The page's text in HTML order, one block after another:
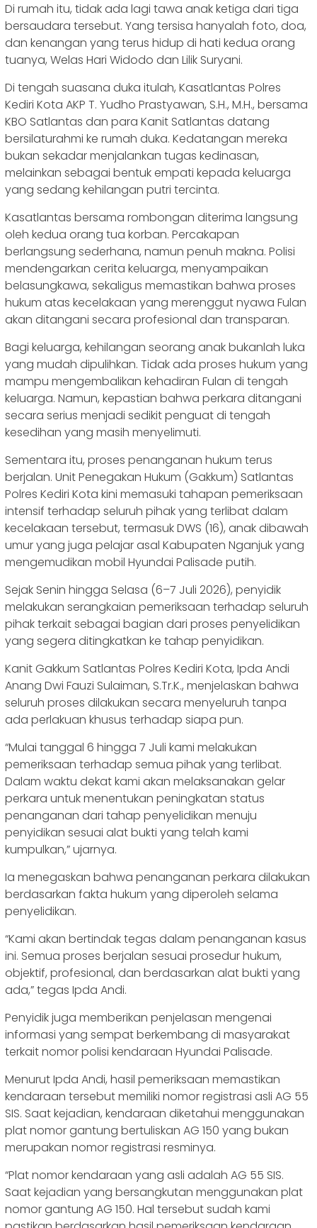
Di rumah itu, tidak ada lagi tawa anak ketiga dari tiga
bersaudara tersebut. Yang tersisa hanyalah foto, doa,
dan kenangan yang terus hidup di hati kedua orang
tuanya, Welas Hari Widodo dan Lilik Suryani.
Di tengah suasana duka itulah, Kasatlantas Polres
Kediri Kota AKP T. Yudho Prastyawan, S.H., M.H., bersama
KBO Satlantas dan para Kanit Satlantas datang
bersilaturahmi ke rumah duka. Kedatangan mereka
bukan sekadar menjalankan tugas kedinasan,
melainkan sebagai bentuk empati kepada keluarga
yang sedang kehilangan putri tercinta.
Kasatlantas bersama rombongan diterima langsung
oleh kedua orang tua korban. Percakapan
berlangsung sederhana, namun penuh makna. Polisi
mendengarkan cerita keluarga, menyampaikan
belasungkawa, sekaligus memastikan bahwa proses
hukum atas kecelakaan yang merenggut nyawa Fulan
akan ditangani secara profesional dan transparan.
Bagi keluarga, kehilangan seorang anak bukanlah luka
yang mudah dipulihkan. Tidak ada proses hukum yang
mampu mengembalikan kehadiran Fulan di tengah
keluarga. Namun, kepastian bahwa perkara ditangani
secara serius menjadi sedikit penguat di tengah
kesedihan yang masih menyelimuti.
Sementara itu, proses penanganan hukum terus
berjalan. Unit Penegakan Hukum (Gakkum) Satlantas
Polres Kediri Kota kini memasuki tahapan pemeriksaan
intensif terhadap seluruh pihak yang terlibat dalam
kecelakaan tersebut, termasuk DWS (16), anak dibawah
umur yang juga pelajar asal Kabupaten Nganjuk yang
mengemudikan mobil Hyundai Palisade putih.
Sejak Senin hingga Selasa (6–7 Juli 2026), penyidik
melakukan serangkaian pemeriksaan terhadap seluruh
pihak terkait sebagai bagian dari proses penyelidikan
yang segera ditingkatkan ke tahap penyidikan.
Kanit Gakkum Satlantas Polres Kediri Kota, Ipda Andi
Anang Dwi Fauzi Sulaiman, S.Tr.K., menjelaskan bahwa
seluruh proses dilakukan secara menyeluruh tanpa
ada perlakuan khusus terhadap siapa pun.
“Mulai tanggal 6 hingga 7 Juli kami melakukan
pemeriksaan terhadap semua pihak yang terlibat.
Dalam waktu dekat kami akan melaksanakan gelar
perkara untuk menentukan peningkatan status
penanganan dari tahap penyelidikan menuju
penyidikan sesuai alat bukti yang telah kami
kumpulkan,” ujarnya.
Ia menegaskan bahwa penanganan perkara dilakukan
berdasarkan fakta hukum yang diperoleh selama
penyelidikan.
“Kami akan bertindak tegas dalam penanganan kasus
ini. Semua proses berjalan sesuai prosedur hukum,
objektif, profesional, dan berdasarkan alat bukti yang
ada,” tegas Ipda Andi.
Penyidik juga memberikan penjelasan mengenai
informasi yang sempat berkembang di masyarakat
terkait nomor polisi kendaraan Hyundai Palisade.
Menurut Ipda Andi, hasil pemeriksaan memastikan
kendaraan tersebut memiliki nomor registrasi asli AG 55
SIS. Saat kejadian, kendaraan diketahui menggunakan
plat nomor gantung bertuliskan AG 150 yang bukan
merupakan nomor registrasi resminya.
“Plat nomor kendaraan yang asli adalah AG 55 SIS.
Saat kejadian yang bersangkutan menggunakan plat
nomor gantung AG 150. Hal tersebut sudah kami